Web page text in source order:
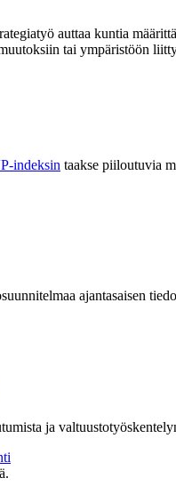
auttaa kuntia
tai ympäristöön
indeksin taakse piiloutuvia
ajantasaisen
ja